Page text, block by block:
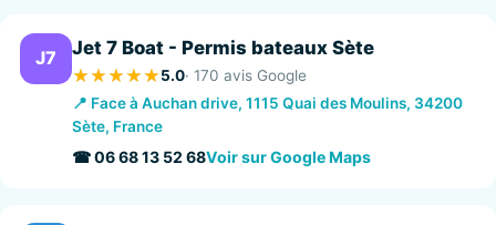
J7 Jet 7 Boat - Permis bateaux Sète
5.0· 170 avis Google
📍 Face à Auchan drive, 1115 Quai des Moulins, 34200
Sète, France
☎ 06 68 13 52 68Voir sur Google Maps